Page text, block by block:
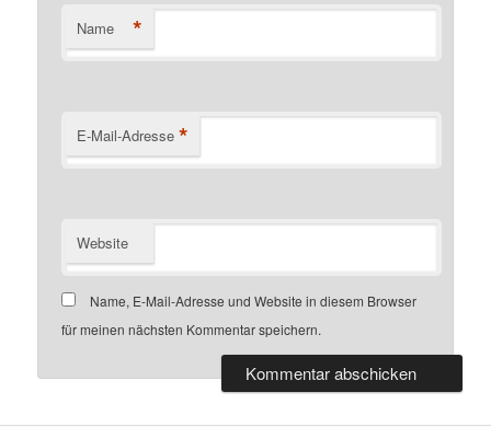
Name *
E-Mail-Adresse *
Website
Name, E-Mail-Adresse und Website in diesem Browser
für meinen nächsten Kommentar speichern.